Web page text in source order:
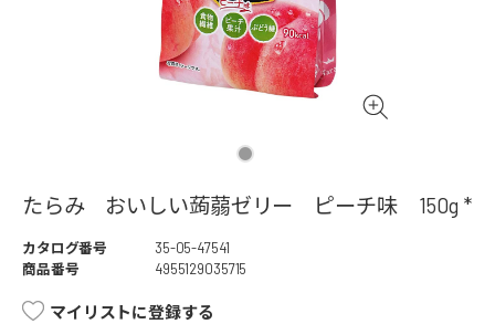
たらみ おいしい蒟蒻ゼリー ピーチ味 150g *
カタログ番号
35-05-47541
商品番号
4955129035715
マイリストに登録する